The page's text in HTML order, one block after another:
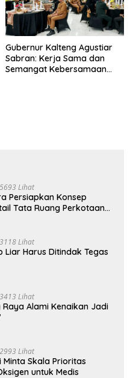
Gubernur Kalteng Agustiar
Sabran: Kerja Sama dan
Semangat Kebersamaan
Lihat
Persiapkan Konsep
Tata Ruang Perkotaan
Lihat
Liar Harus Ditindak Tegas
Lihat
Raya Alami Kenaikan Jadi
Lihat
Minta Skala Prioritas
untuk Medis